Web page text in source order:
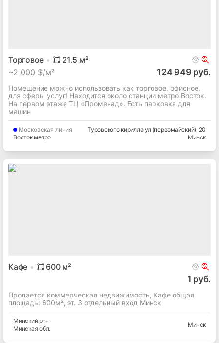
Торговое 21.5 м²
~2 000 $/м² 124 949 руб.
Помещение можно использовать как торговое, офисное,
для сферы услуг! Находится около станции метро Восток.
На первом этаже ТЦ «Променад». Есть парковка для
машин
Московская линия
Восток метро
Туровского кирилла ул (первомайский), 20
Минск
Кафе 600м²
1 руб.
Продается коммерческая недвижимость, Кафе общая
площадь: 600м², эт. 3 отдельный вход Минск
Минскийр-н
Минская обл.
Минск